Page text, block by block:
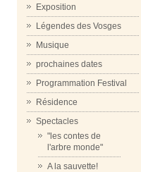
Exposition
Légendes des Vosges
Musique
prochaines dates
Programmation Festival
Résidence
Spectacles
"les contes de
l'arbre monde"
A la sauvette!